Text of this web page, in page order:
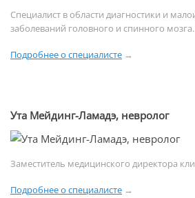
Специалист в области диагностики и
заболеваний головного и спинного мозга.
Подробнее о специалисте →
Ута Мейдинг-Ламадэ, невролог
Заместитель медицинского директора
Подробнее о специалисте →